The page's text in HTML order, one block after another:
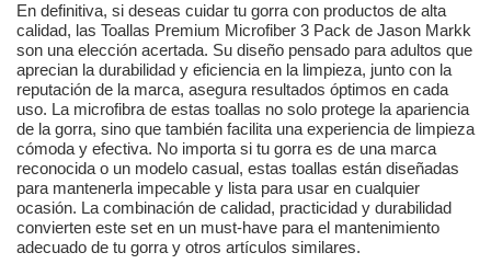
En definitiva, si deseas cuidar tu gorra con productos de alta
calidad, las Toallas Premium Microfiber 3 Pack de Jason Markk
son una elección acertada. Su diseño pensado para adultos que
aprecian la durabilidad y eficiencia en la limpieza, junto con la
reputación de la marca, asegura resultados óptimos en cada
uso. La microfibra de estas toallas no solo protege la apariencia
de la gorra, sino que también facilita una experiencia de limpieza
cómoda y efectiva. No importa si tu gorra es de una marca
reconocida o un modelo casual, estas toallas están diseñadas
para mantenerla impecable y lista para usar en cualquier
ocasión. La combinación de calidad, practicidad y durabilidad
convierten este set en un must-have para el mantenimiento
adecuado de tu gorra y otros artículos similares.